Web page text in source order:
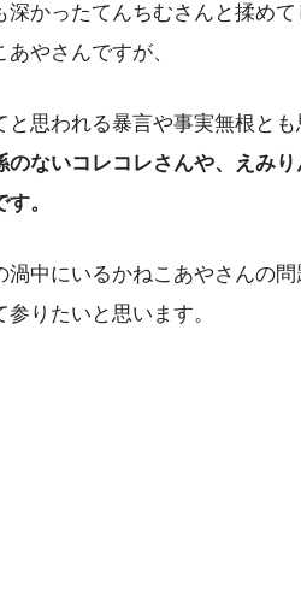
深かったてんちむさんと揉め
やさんですが、
思われる暴言や事実無根と
のないコレコレさんや、えみ
。
渦中にいるかねこあやさんの
りたいと思います。